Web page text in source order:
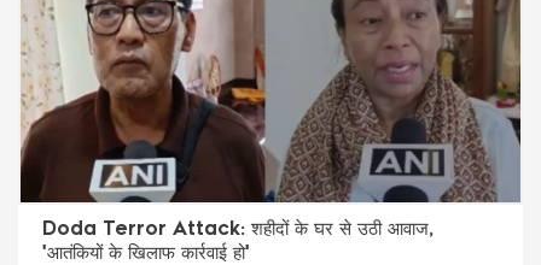
Doda Terror Attack: शहीदों के घर से उठी आवाज,
'आतंकियों के खिलाफ कार्रवाई हो'